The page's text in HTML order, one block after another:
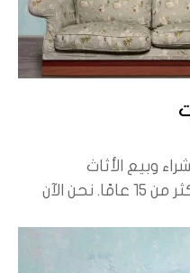
وبيع الأثاث
المستعمل في الكويت منذ أكثر من 15 عامًا. نحن الآن